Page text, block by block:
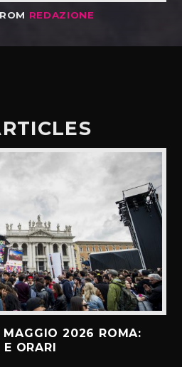
REDAZIONE
MAGGIO 2026 ROMA:
ORARI